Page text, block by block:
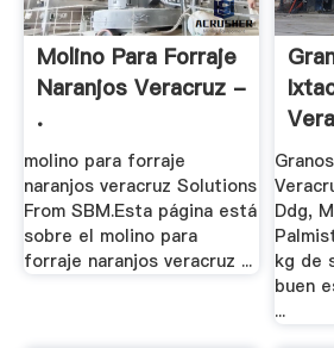
Molino Para Forraje
Naranjos Veracruz -
.
molino para forraje
naranjos veracruz Solutions
From SBM.Esta página está
sobre el molino para
forraje naranjos veracruz ...
Ddg,
kg de
buen
...